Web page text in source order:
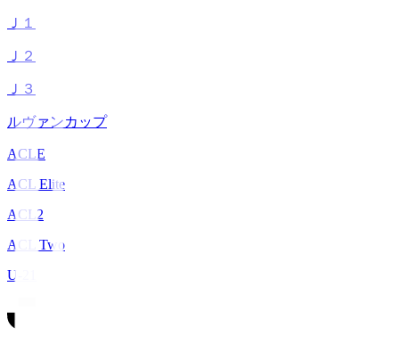
Ｊ１
Ｊ２
Ｊ３
ルヴァンカップ
ACLE
ACL Elite
ACL2
ACL Two
U-21